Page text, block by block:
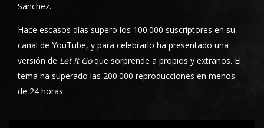
Sanchez.
Hace escasos días supero los 100.000 suscriptores en su
canal de YouTube, y para celebrarlo ha presentado una
versión de Let It Goque sorprende a propios y extraños. El
tema ha superado las 200.000 reproducciones en menos
de 24 horas.